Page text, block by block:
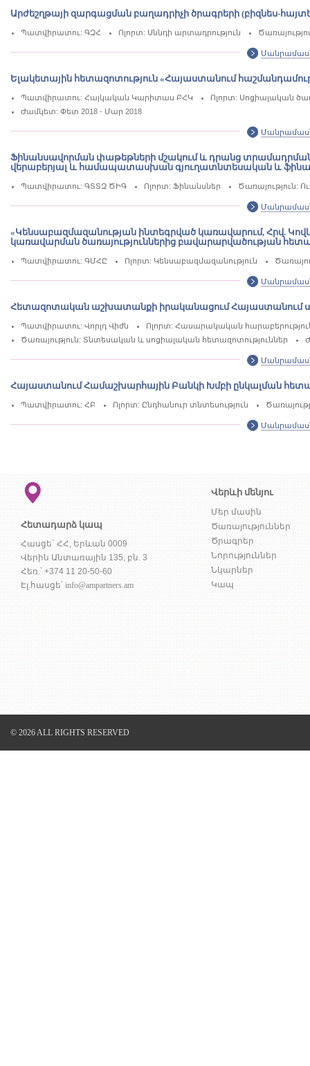
Արժեշղթայի զարգացման բաղադրիչի ծրագրերի (բիզնես-
Պատվիրատու: ԳԶՀ Ոլորտ: Սննդի արտադրություն
Ելակետային հետազոտություն «Հայաստանում
Պատվիրատու: Հայկական Կարիտաս ԲՀԿ
Ոլորտ: Սոցիալական
Ժամկետ: Փետ 2018 - Մար 2018
Ֆինանսավորման փաթեթների մշակում և դրանց
վերաբերյալ և համապատասխան գյուղատնտեսական և
Պատվիրատու: ԳՏՏԶ ԾԻԳ Ոլորտ: Ֆինանսներ Ծառայություն:
«Կենսաբազմազանության ինտեգրված կառավարում, Հրվ.
կառավարման ծառայություններից բավարարվածության
Պատվիրատու: ԳՄՀԸ Ոլորտ: Կենսաբազմազանություն
Հետազոտական աշխատանքի իրականացում Հայաստանում
Պատվիրատու: Վորլդ Վիժն
Ոլորտ: Հասարակական
Ծառայություն: Տնտեսական և սոցիալական հետազոտություններ
Հայաստանում Համաշխարհային Բանկի Խմբի ընկալման
Պատվիրատու: ՀԲ Ոլորտ: Ընդհանուր տնտեսություն
Հետադարձ կապ
Հասցե` ՀՀ, Երևան 0009
Վերին Անտառային 135, բն. 3
Հեռ.՝ +374 11 20-50-60
Էլ.հասցե՝ info@ampartners.am
Վերևի մենյու
Մեր մասին
Ծառայություններ
Ծրագրեր
Նորություններ
Նկարներ
Կապ
© 2026 ALL RIGHTS RESERVED